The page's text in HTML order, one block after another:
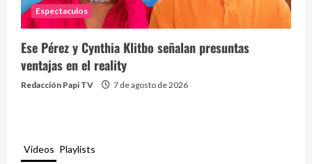
Espectaculos
Ese Pérez y Cynthia Klitbo señalan presuntas
ventajas en el reality
Redacción Papi TV 7 de agosto de 2026
Videos Playlists